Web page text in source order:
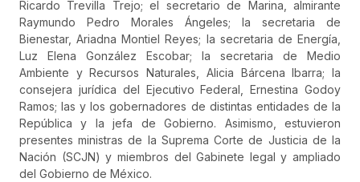
Ricardo Trevilla Trejo; el secretario de Marina, almirante
Raymundo Pedro Morales Ángeles; la secretaria de
Bienestar, Ariadna Montiel Reyes; la secretaria de Energía,
Luz Elena González Escobar; la secretaria de Medio
Ambiente y Recursos Naturales, Alicia Bárcena Ibarra; la
consejera jurídica del Ejecutivo Federal, Ernestina Godoy
Ramos; las y los gobernadores de distintas entidades de la
República y la jefa de Gobierno. Asimismo, estuvieron
presentes ministras de la Suprema Corte de Justicia de la
Nación (SCJN) y miembros del Gabinete legal y ampliado
del Gobierno de México.